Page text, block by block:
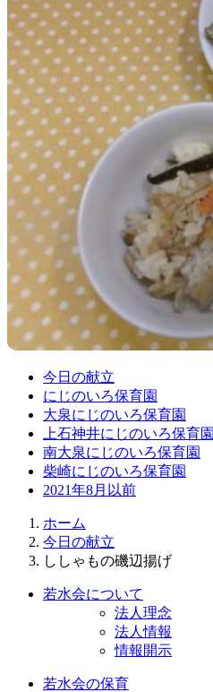
今日の献立
にじのいろ保育園
大泉にじのいろ保育園
上石神井にじのいろ保育園
南大泉にじのいろ保育園
柴崎にじのいろ保育園
2021年8月以前
ホーム
今日の献立
ししゃもの磯辺揚げ
若水会について
法人理念
法人情報
情報開示
若水会の保育